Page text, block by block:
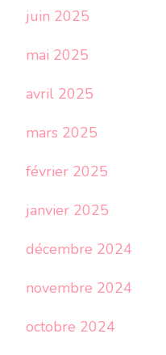
juin 2025
mai 2025
avril 2025
mars 2025
février 2025
janvier 2025
décembre 2024
novembre 2024
octobre 2024